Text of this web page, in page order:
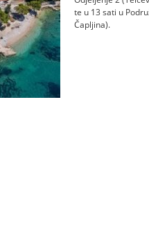
te u 13 sati u
Čapljina).